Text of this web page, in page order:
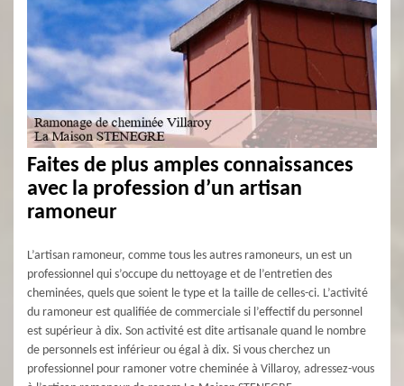
Faites de plus amples connaissances
avec la profession d’un artisan
ramoneur
L’artisan ramoneur, comme tous les autres ramoneurs, un est un
professionnel qui s’occupe du nettoyage et de l’entretien des
cheminées, quels que soient le type et la taille de celles-ci. L’activité
du ramoneur est qualifiée de commerciale si l’effectif du personnel
est supérieur à dix. Son activité est dite artisanale quand le nombre
de personnels est inférieur ou égal à dix. Si vous cherchez un
professionnel pour ramoner votre cheminée à Villaroy, adressez-vous